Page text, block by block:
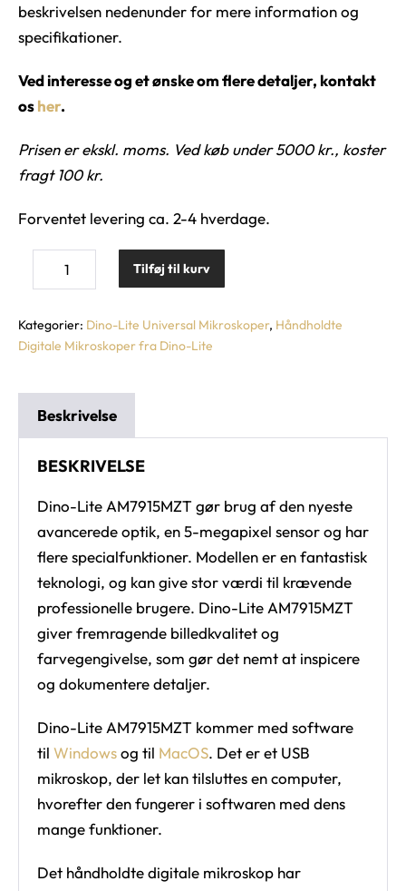
beskrivelsen nedenunder for mere information og
specifikationer.
Ved interesse og et ønske om flere detaljer, kontakt
osher.
Prisen er ekskl. moms. Ved køb under 5000 kr., koster
fragt 100 kr.
Forventet levering ca. 2-4 hverdage.
Tilføj til kurv
Kategorier: Dino-Lite Universal Mikroskoper, Håndholdte
Digitale Mikroskoper fra Dino-Lite
Beskrivelse
BESKRIVELSE
Dino-Lite AM7915MZT gør brug af den nyeste
avancerede optik, en 5-megapixel sensor og har
flere specialfunktioner. Modellen er en fantastisk
teknologi, og kan give stor værdi til krævende
professionelle brugere. Dino-Lite AM7915MZT
giver fremragende billedkvalitet og
farvegengivelse, som gør det nemt at inspicere
og dokumentere detaljer.
Dino-Lite AM7915MZT kommer med software
til Windowsog til MacOS. Det er et USB
mikroskop, der let kan tilsluttes en computer,
hvorefter den fungerer i softwaren med dens
mange funktioner.
Det håndholdte digitale mikroskop har